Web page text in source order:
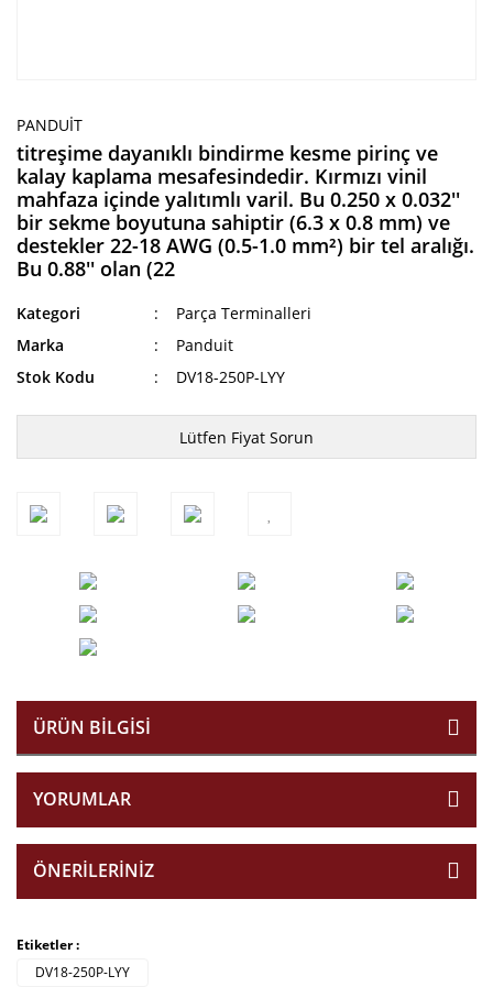
PANDUIT
titreşime dayanıklı bindirme kesme pirinç ve
kalay kaplama mesafesindedir. Kırmızı vinil
mahfaza içinde yalıtımlı varil. Bu 0.250 x 0.032''
bir sekme boyutuna sahiptir (6.3 x 0.8 mm) ve
destekler 22-18 AWG (0.5-1.0 mm²) bir tel aralığı.
Bu 0.88'' olan (22
Kategori
Parça Terminalleri
Marka
Panduit
Stok Kodu
DV18-250P-LYY
Lütfen Fiyat Sorun
ÜRÜN BILGISI
YORUMLAR
ÖNERILERINIZ
Etiketler :
DV18-250P-LYY